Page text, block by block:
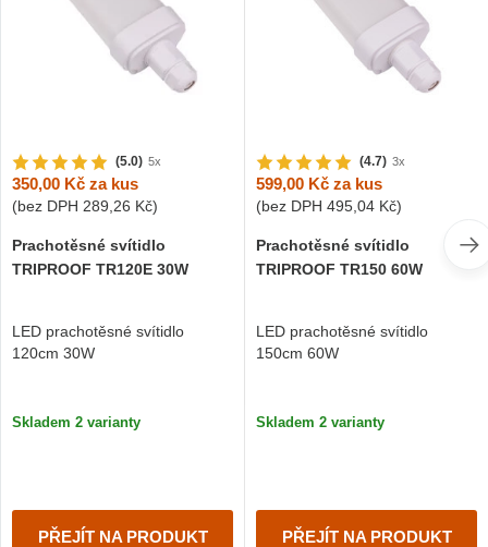
(5.0) 5x
350,00 Kč za kus
(bez DPH 289,26 Kč)
Prachotěsné svítidlo
TRIPROOF TR120E 30W
LED prachotěsné svítidlo
120cm 30W
Skladem 2 varianty
PŘEJÍT NA PRODUKT
(4.7) 3x
599,00 Kč za kus
(bez DPH 495,04 Kč)
Prachotěsné svítidlo
TRIPROOF TR150 60W
LED prachotěsné svítidlo
150cm 60W
Skladem 2 varianty
PŘEJÍT NA PRODUKT